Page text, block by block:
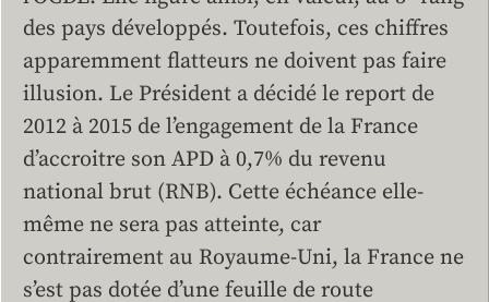
des pays développés. Toutefois, ces chiffres
apparemment flatteurs ne doivent pas faire
illusion. Le Président a décidé le report de
2012 à 2015 de l’engagement de la France
d’accroitre son APD à 0,7% du revenu
national brut (RNB). Cette échéance elle-
même ne sera pas atteinte, car
contrairement au Royaume-Uni, la France ne
s’est pas dotée d’une feuille de route